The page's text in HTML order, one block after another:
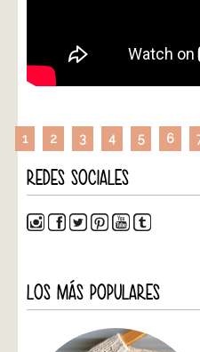
1 2 3 4 5 6
REDES SOCIALES
LOS MÁS POPULARES